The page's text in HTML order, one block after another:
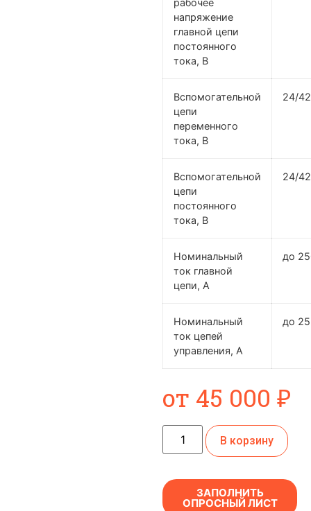
рабочее
напряжение
главной цепи
постоянного
тока, В
Вспомогательной
цепи
переменного
тока, В
24/
Вспомогательной
цепи
постоянного
тока, В
24/
Номинальный
ток главной
цепи, А
до
Номинальный
ток цепей
управления, А
до 25
от 45 000 ₽
В корзину
ЗАПОЛНИТЬ
ОПРОСНЫЙ ЛИСТ